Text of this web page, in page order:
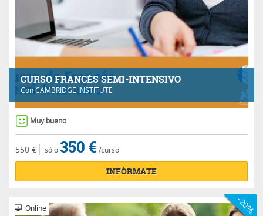
CURSO FRANCÉS SEMI-INTENSIVO
ConCAMBRIDGE INSTITUTE
Muy bueno
550 € sólo350 € /curso
INFÓRMATE
Online -20%